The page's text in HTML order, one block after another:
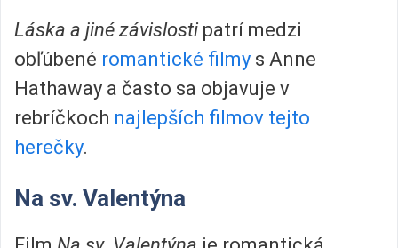
Láska a jiné závislosti patrí medzi
obľúbené romantické filmy s Anne
Hathaway a často sa objavuje v
rebríčkoch najlepších filmov tejto
herečky.
Na sv. Valentýna